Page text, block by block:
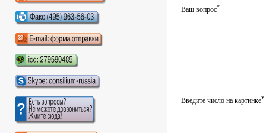
Ваш вопрос*
Введите число на картинке*